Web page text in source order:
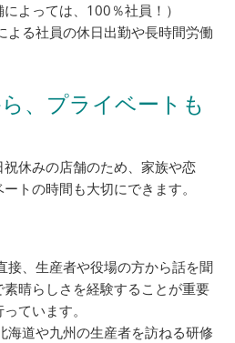
よっては、100％社員！）
よる社員の休日出勤や長時間労働
、プライベートも
休みの店舗のため、家族や恋
トの時間も大切にできます。
接、生産者や役場の方から話を聞
晴らしさを経験することが重要
ています。
海道や九州の生産者を訪ねる研修